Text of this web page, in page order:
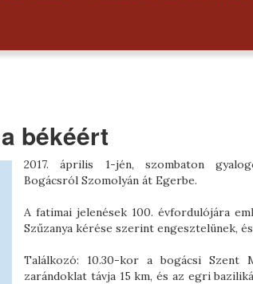
békéért
2017. április 1-jén, szombaton
Bogácsról Szomolyán át Egerbe.
A fatimai jelenések 100. évfordulójára
Szűzanya kérése szerint engesztelünek,
Találkozó: 10.30-kor a bogácsi Szent
zarándoklat távja 15 km, és az egri